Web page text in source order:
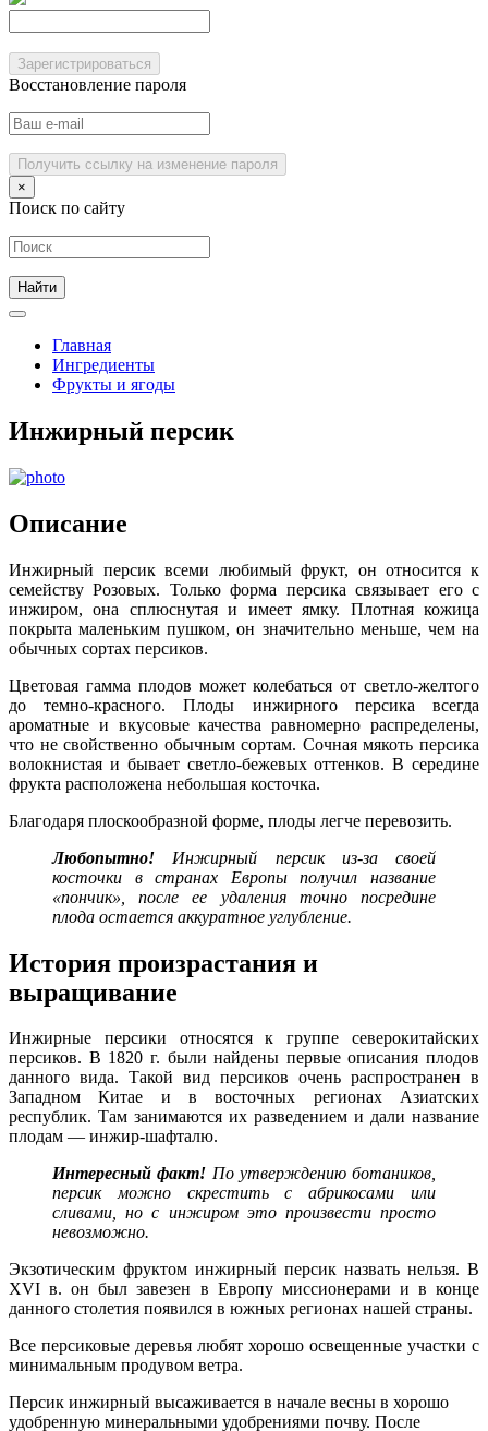
Зарегистрироваться
Восстановление пароля
Получить ссылку на изменение пароля
×
Поиск по сайту
Главная
Ингредиенты
Фрукты и ягоды
Инжирный персик
Описание
Инжирный персик всеми любимый фрукт, он относится к
семейству Розовых. Только форма персика связывает его с
инжиром, она сплюснутая и имеет ямку. Плотная кожица
покрыта маленьким пушком, он значительно меньше, чем на
обычных сортах персиков.
Цветовая гамма плодов может колебаться от светло-желтого
до темно-красного. Плоды инжирного персика всегда
ароматные и вкусовые качества равномерно распределены,
что не свойственно обычным сортам. Сочная мякоть персика
волокнистая и бывает светло-бежевых оттенков. В середине
фрукта расположена небольшая косточка.
Благодаря плоскообразной форме, плоды легче перевозить.
Любопытно! Инжирный персик из-за своей
косточки в странах Европы получил название
«пончик», после ее удаления точно посредине
плода остается аккуратное углубление.
История произрастания и
выращивание
Инжирные персики относятся к группе северокитайских
персиков. В 1820 г. были найдены первые описания плодов
данного вида. Такой вид персиков очень распространен в
Западном Китае и в восточных регионах Азиатских
республик. Там занимаются их разведением и дали название
плодам — инжир-шафталю.
Интересныйфакт! По утверждению ботаников,
персик можно скрестить с абрикосами или
сливами, но с инжиром это произвести просто
невозможно.
Экзотическим фруктом инжирный персик назвать нельзя. В
XVI в. он был завезен в Европу миссионерами и в конце
данного столетия появился в южных регионах нашей страны.
Все персиковые деревья любят хорошо освещенные участки с
минимальным продувом ветра.
Персик инжирный высаживается в начале весны в хорошо
удобренную минеральными удобрениями почву. После